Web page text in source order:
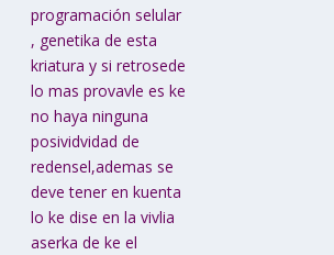
programación selular
, genetika de esta
kriatura y si retrosede
lo mas provavle es ke
no haya ninguna
posividvidad de
redensel,ademas se
deve tener en kuenta
lo ke dise en la vivlia
aserka de ke el